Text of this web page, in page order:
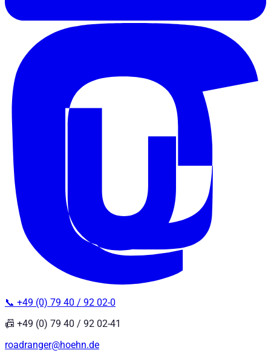
📞 +49 (0) 79 40 / 92 02-0
📠 +49 (0) 79 40 / 92 02-41
roadranger@hoehn.de